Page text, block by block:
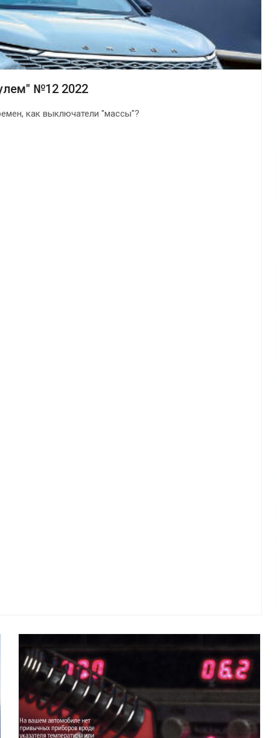
№12 2022
как выключатели "массы"?